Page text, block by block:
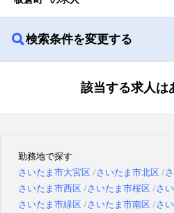
検索条件を変更する
該当する求人は
勤務地で探す
さいたま市大宮区 さいたま市北区
さいたま市西区 さいたま市桜区 さ
さいたま市緑区 さいたま市南区 さ